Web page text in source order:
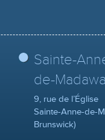
Sainte-
de-
9, rue de l’Église
Sainte-Anne-de-
Brunswick)